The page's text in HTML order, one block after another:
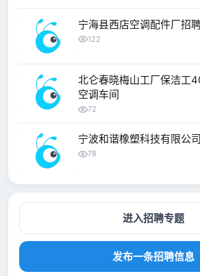
宁海县西店空调配件厂招
122
北仑春晓梅山工厂保洁工
空调车间
72
宁波和谐橡塑科技有限公
78
进入招聘专题
发布一条招聘信息